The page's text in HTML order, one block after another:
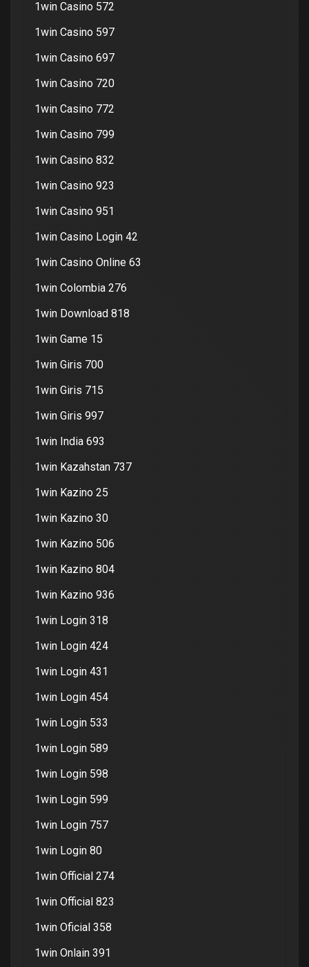
1win Casino 572
1win Casino 597
1win Casino 697
1win Casino 720
1win Casino 772
1win Casino 799
1win Casino 832
1win Casino 923
1win Casino 951
1win Casino Login 42
1win Casino Online 63
1win Colombia 276
1win Download 818
1win Game 15
1win Giris 700
1win Giris 715
1win Giris 997
1win India 693
1win Kazahstan 737
1win Kazino 25
1win Kazino 30
1win Kazino 506
1win Kazino 804
1win Kazino 936
1win Login 318
1win Login 424
1win Login 431
1win Login 454
1win Login 533
1win Login 589
1win Login 598
1win Login 599
1win Login 757
1win Login 80
1win Official 274
1win Official 823
1win Oficial 358
1win Onlain 391